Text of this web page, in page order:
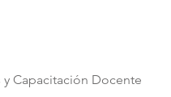
Capacitación Docente